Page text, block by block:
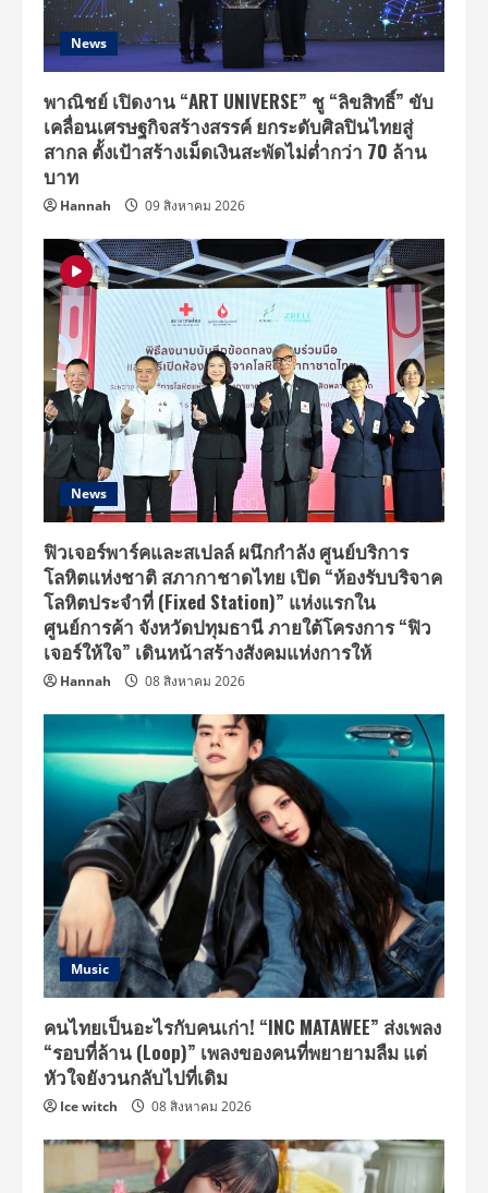
News
พาณิชย์ เปิดงาน “ART UNIVERSE” ชู “ลิขสิทธิ์” ขับ
เคลื่อนเศรษฐกิจสร้างสรรค์ ยกระดับศิลปินไทยสู่
สากล ตั้งเป้าสร้างเม็ดเงินสะพัดไม่ต่ำกว่า 70 ล้าน
บาท
Hannah 09 สิงหาคม 2026
News
ฟิวเจอร์พาร์คและสเปลล์ ผนึกกำลัง ศูนย์บริการ
โลหิตแห่งชาติ สภากาชาดไทย เปิด “ห้องรับบริจาค
โลหิตประจำที่ (Fixed Station)” แห่งแรกใน
ศูนย์การค้า จังหวัดปทุมธานี ภายใต้โครงการ “ฟิว
เจอร์ให้ใจ” เดินหน้าสร้างสังคมแห่งการให้
Hannah 08 สิงหาคม 2026
Music
คนไทยเป็นอะไรกับคนเก่า! “INC MATAWEE” ส่งเพลง
“รอบที่ล้าน (Loop)” เพลงของคนที่พยายามลืม แต่
หัวใจยังวนกลับไปที่เดิม
Ice witch 08 สิงหาคม 2026